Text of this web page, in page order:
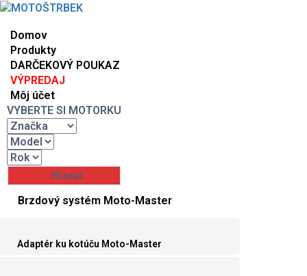
Domov
Produkty
DARČEKOVÝ POUKAZ
VÝPREDAJ
Môj účet
VYBERTE SI MOTORKU
Brzdový systém Moto-Master
Adaptér ku kotúču Moto-Master